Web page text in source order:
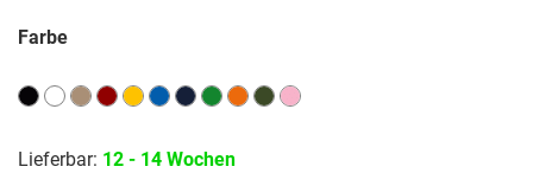
Farbe
Lieferbar: 12 - 14 Wochen